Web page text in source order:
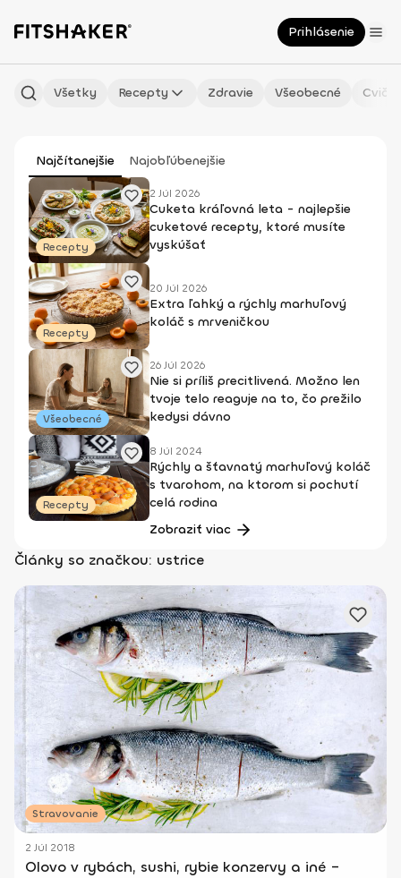
Prihlásenie
Všetky Recepty Zdravie Všeobecné
Najčítanejšie Najobľúbenejšie
Recepty
2 Júl 2026
Cuketa kráľovná leta - najlepšie
cuketové recepty, ktoré musíte
vyskúšať
Recepty
20 Júl 2026
Extra ľahký a rýchly marhuľový
koláč s mrveničkou
Všeobecné
26 Júl 2026
Nie si príliš precitlivená. Možno len
tvoje telo reaguje na to, čo prežilo
kedysi dávno
Recepty
8 Júl 2024
Rýchly a šťavnatý marhuľový koláč
s tvarohom, na ktorom si pochutí
celá rodina
Zobraziť viac
Články so značkou: ustrice
Stravovanie
2 Júl 2018
Olovo v rybách, sushi, rybie konzervy a iné –